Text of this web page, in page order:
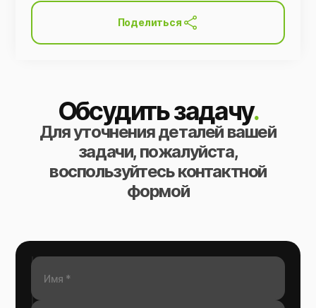
Поделиться
Обсудить задачу.
Для уточнения деталей вашей
задачи, пожалуйста,
воспользуйтесь контактной
формой